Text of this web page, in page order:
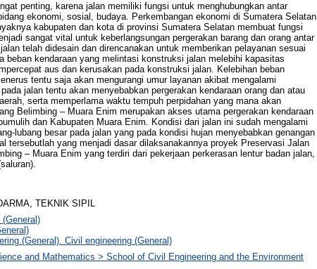
penting, karena jalan memiliki fungsi untuk menghubungkan antar
ekonomi, sosial, budaya. Perkembangan ekonomi di Sumatera Selatan
kabupaten dan kota di provinsi Sumatera Selatan membuat fungsi
sangat vital untuk keberlangsungan pergerakan barang dan orang antar
telah didesain dan direncanakan untuk memberikan pelayanan sesuai
beban kendaraan yang melintasi konstruksi jalan melebihi kapasitas
aus dan kerusakan pada konstruksi jalan. Kelebihan beban
tentu saja akan mengurangi umur layanan akibat mengalami
jalan tentu akan menyebabkan pergerakan kendaraan orang dan atau
serta memperlama waktu tempuh perpidahan yang mana akan
Belimbing – Muara Enim merupakan akses utama pergerakan kendaraan
dan Kabupaten Muara Enim. Kondisi dari jalan ini sudah mengalami
lubang besar pada jalan yang pada kondisi hujan menyebabkan genangan
tersebutlah yang menjadi dasar dilaksanakannya proyek Preservasi Jalan
– Muara Enim yang terdiri dari pekerjaan perkerasan lentur badan jalan,
TEKNIK SIPIL
(General)
(General). Civil engineering (General)
and Mathematics > School of Civil Engineering and the Environment